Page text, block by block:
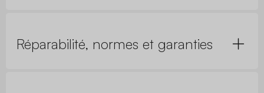
Réparabilité, normes et garanties